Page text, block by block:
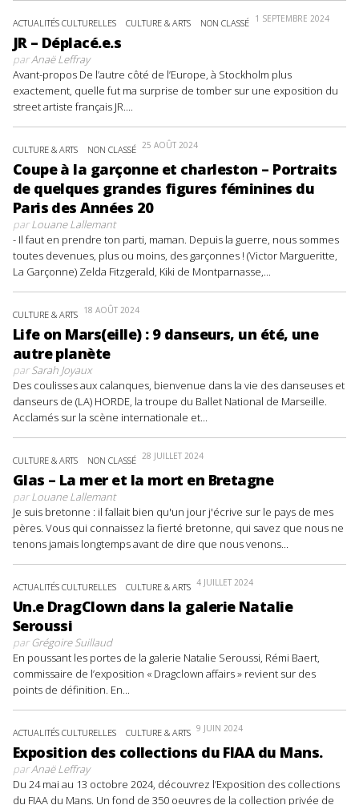
ACTUALITÉS CULTURELLES CULTURE & ARTS NON CLASSÉ 1 SEPTEMBRE 2024
JR – Déplacé.e.s
parAnaë Leffray
Avant-propos De l’autre côté de l’Europe, à Stockholm plus
exactement, quelle fut ma surprise de tomber sur une exposition du
street artiste français JR....
CULTURE & ARTS NON CLASSÉ 25 AOÛT 2024
Coupe à la garçonne et charleston – Portraits
de quelques grandes figures féminines du
Paris des Années 20
parLouane Lallemant
- Il faut en prendre ton parti, maman. Depuis la guerre, nous sommes
toutes devenues, plus ou moins, des garçonnes ! (Victor Margueritte,
La Garçonne) Zelda Fitzgerald, Kiki de Montparnasse,...
CULTURE & ARTS 18 AOÛT 2024
Life on Mars(eille) : 9 danseurs, un été, une
autre planète
parSarah Joyaux
Des coulisses aux calanques, bienvenue dans la vie des danseuses et
danseurs de (LA) HORDE, la troupe du Ballet National de Marseille.
Acclamés sur la scène internationale et...
CULTURE & ARTS NON CLASSÉ 28 JUILLET 2024
Glas – La mer et la mort en Bretagne
parLouane Lallemant
Je suis bretonne : il fallait bien qu'un jour j'écrive sur le pays de mes
pères. Vous qui connaissez la fierté bretonne, qui savez que nous ne
tenons jamais longtemps avant de dire que nous venons...
ACTUALITÉS CULTURELLES CULTURE & ARTS 4 JUILLET 2024
Un.e DragClown dans la galerie Natalie
Seroussi
parGrégoire Suillaud
En poussant les portes de la galerie Natalie Seroussi, Rémi Baert,
commissaire de l’exposition « Dragclown affairs » revient sur des
points de définition. En...
ACTUALITÉS CULTURELLES CULTURE & ARTS 9 JUIN 2024
Exposition des collections du FIAA du Mans.
parAnaë Leffray
Du 24 mai au 13 octobre 2024, découvrez l’Exposition des collections
du FIAA du Mans. Un fond de 350 oeuvres de la collection privée de